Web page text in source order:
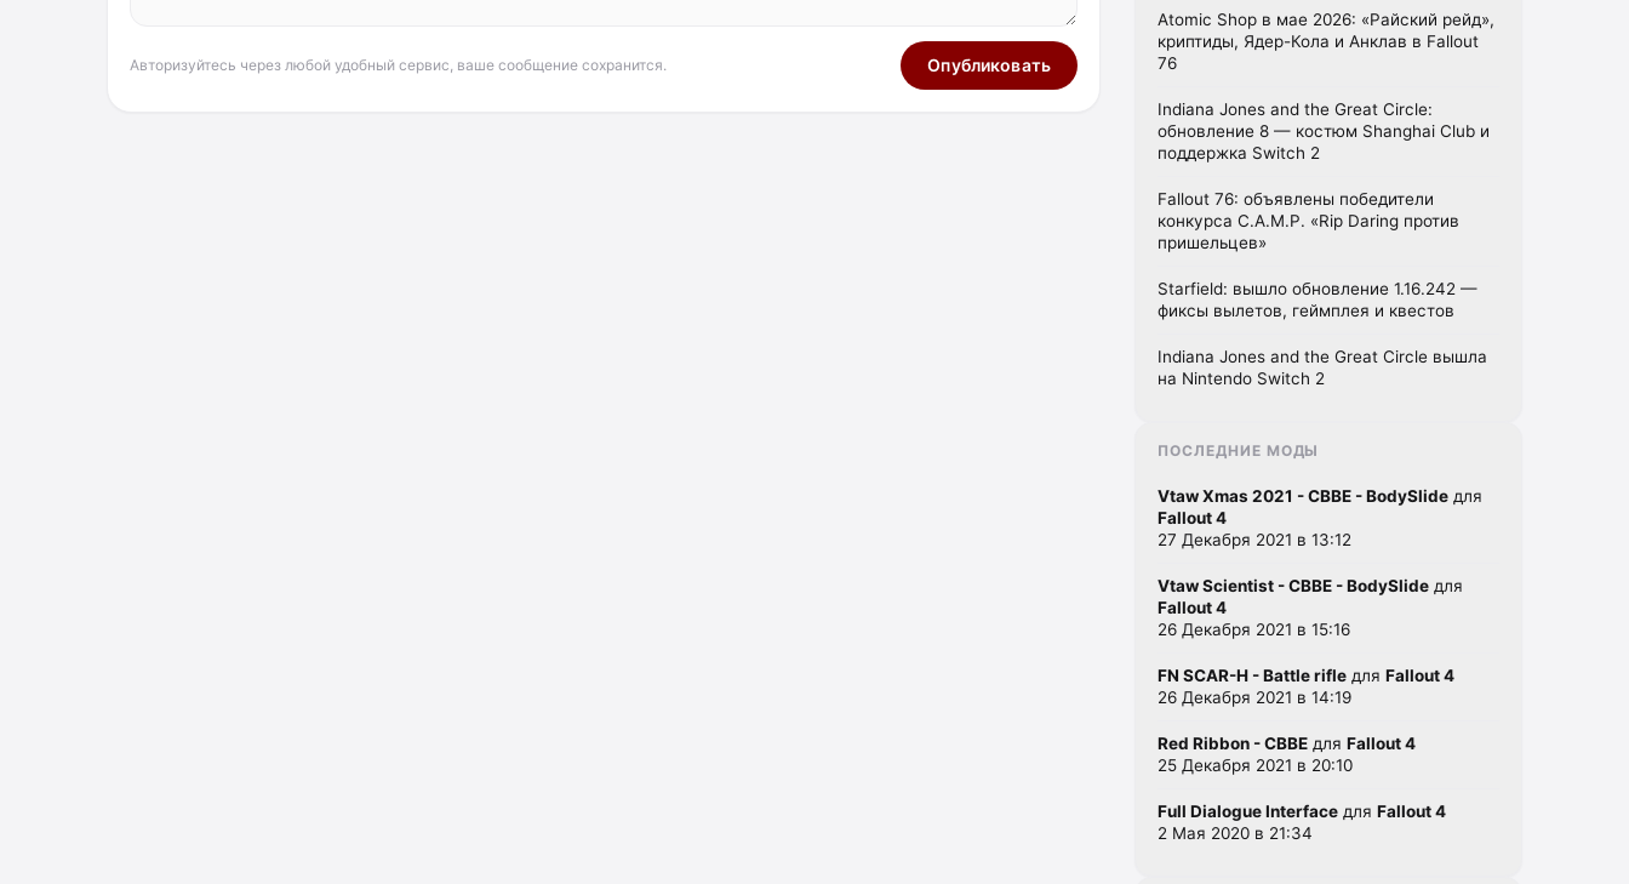
Авторизуйтесь через любой удобный сервис, ваше сообщение сохранится. Опубликовать
Atomic Shop в мае 2026: «Райский рейд»,
криптиды, Ядер-Кола и Анклав в Fallout
76
Indiana Jones and the Great Circle:
обновление 8 — костюм Shanghai Club и
поддержка Switch 2
Fallout 76: объявлены победители
конкурса C.A.M.P. «Rip Daring против
пришельцев»
Starfield: вышло обновление 1.16.242 —
фиксы вылетов, геймплея и квестов
Indiana Jones and the Great Circle вышла
на Nintendo Switch 2
ПОСЛЕДНИЕ МОДЫ
Vtaw Xmas 2021 - CBBE - BodySlide для
Fallout 4
27 Декабря 2021 в 13:12
Vtaw Scientist - CBBE - BodySlide для
Fallout 4
26 Декабря 2021 в 15:16
FN SCAR-H - Battle rifle для Fallout 4
26 Декабря 2021 в 14:19
Red Ribbon - CBBE для Fallout 4
25 Декабря 2021 в 20:10
Full Dialogue Interface для Fallout 4
2 Мая 2020 в 21:34